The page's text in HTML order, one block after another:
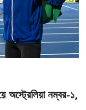
অস্ট্রেলিয়া নম্বর-১,